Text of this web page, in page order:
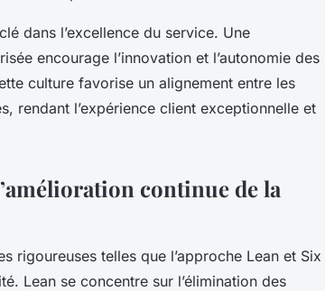
dans l’excellence du service. Une
encourage l’innovation et l’autonomie des
culture favorise un alignement entre les
rendant l’expérience client exceptionnelle et
continue de la
rigoureuses telles que l’approche Lean et Six
Lean se concentre sur l’élimination des